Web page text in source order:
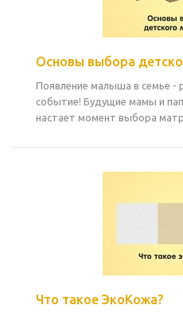
Основы выбора
Появление малыша в семье -
событие! Будущие мамы и
настает момент выбора
Что такое ЭкоКожа?